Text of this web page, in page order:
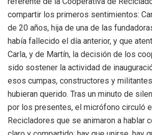
compartir los primeros sentimientos:
de 20 años, hija de una de las
había fallecido el día anterior, y que
Carla, y de Martín, la decisión de los
sido sostener la actividad de
esos cumpas, constructores y
hubieran querido. Tras un minuto de
por los presentes, el micrófono circuló
Recicladores que se animaron a hablar